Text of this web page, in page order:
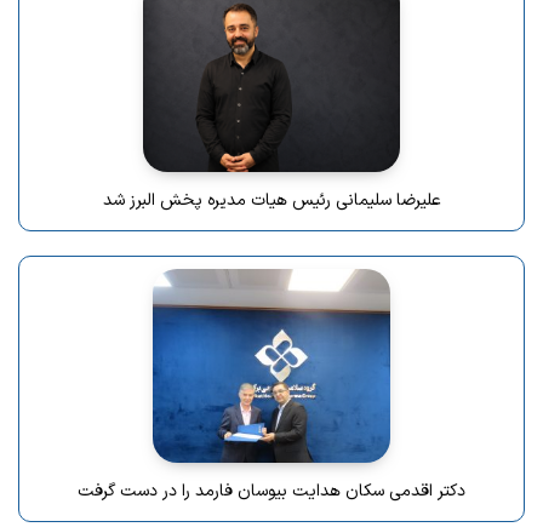
علیرضا سلیمانی رئیس هیات مدیره پخش البرز شد
دکتر اقدمی سکان هدایت بیوسان فارمد را در دست گرفت